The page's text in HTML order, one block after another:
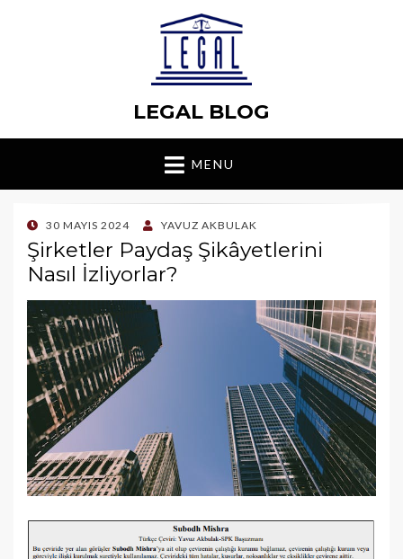
LEGAL BLOG
MENU
POSTED
ON
30 MAYIS 2024 YAVUZ AKBULAK
Şirketler Paydaş Şikâyetlerini
Nasıl İzliyorlar?